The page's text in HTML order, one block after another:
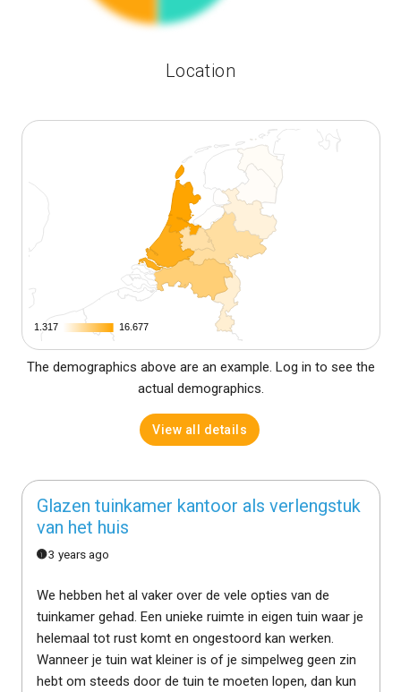
Location
1.317
1.317 16.677
16.677
The demographics above are an example. Log in to see the
actual demographics.
View all details
Glazen tuinkamer kantoor als verlengstuk
van het huis
3 years ago
We hebben het al vaker over de vele opties van de
tuinkamer gehad. Een unieke ruimte in eigen tuin waar je
helemaal tot rust komt en ongestoord kan werken.
Wanneer je tuin wat kleiner is of je simpelweg geen zin
hebt om steeds door de tuin te moeten lopen, dan kun